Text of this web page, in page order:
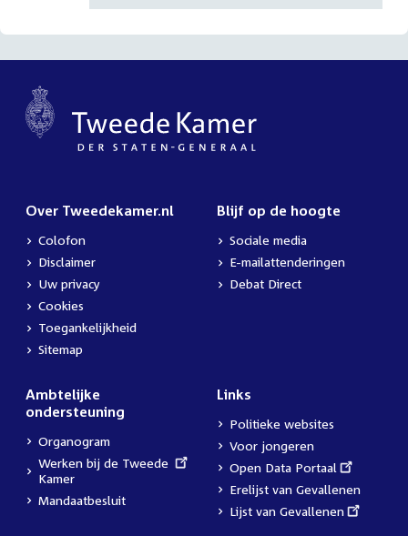
Over Tweedekamer.nl
Colofon
Disclaimer
Uw privacy
Cookies
Toegankelijkheid
Sitemap
Blijf op de hoogte
Sociale media
E-mailattenderingen
Debat Direct
Ambtelijke
ondersteuning
Organogram
External
link:
Werken bij de Tweede
Kamer
Mandaatbesluit
Links
Politieke websites
Voor jongeren
External
link:
Open Data Portaal
Erelijst van Gevallenen
External
Lijst van Gevallenen